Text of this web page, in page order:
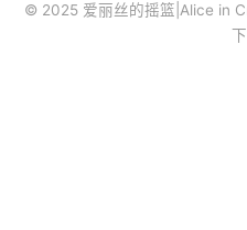
© 2025 爱丽丝的摇篮|Alice in